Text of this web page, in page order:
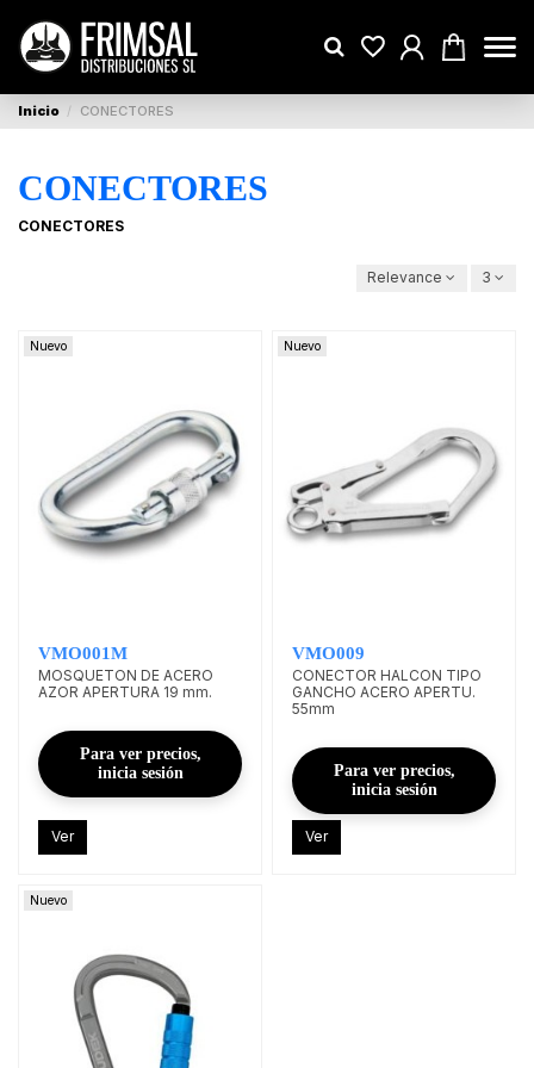
Inicio CONECTORES
CONECTORES
CONECTORES
Relevance 3
Nuevo
VMO001M
MOSQUETON DE ACERO
AZOR APERTURA 19 mm.
Para ver precios,
inicia sesión
Ver
Nuevo
VMO009
CONECTOR HALCON TIPO
GANCHO ACERO APERTU.
55mm
Para ver precios,
inicia sesión
Ver
Nuevo